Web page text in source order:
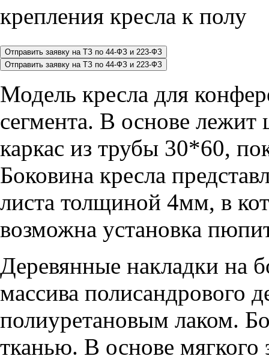
крепления кресла к полу
Модель кресла для
сегмента. В основе лежит
каркас из трубы 30*60,
Боковина кресла
листа толщиной 4мм, в
возможна установка
Деревянные накладки на
массива полисандрового
полиуретановым лаком.
тканью. В основе мягкого